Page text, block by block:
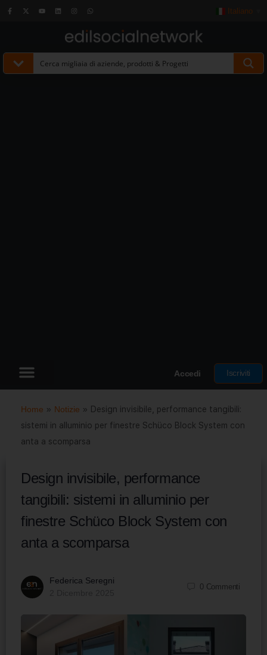
Italiano
Accedi Iscriviti
Home » Notizie » Design invisibile, performance tangibili:
sistemi in alluminio per finestre Schüco Block System con
anta a scomparsa
Design invisibile, performance
tangibili: sistemi in alluminio per
finestre Schüco Block System con
anta a scomparsa
Federica Seregni
0 Commenti